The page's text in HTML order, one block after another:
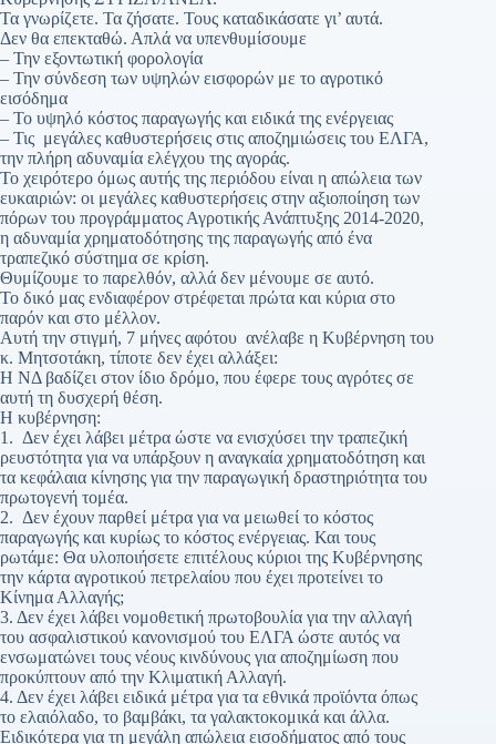
Τα γνωρίζετε. Τα ζήσατε. Τους καταδικάσατε γι’ αυτά.
Δεν θα επεκταθώ. Απλά να υπενθυμίσουμε
– Την εξοντωτική φορολογία
– Την σύνδεση των υψηλών εισφορών με το αγροτικό
εισόδημα
– Το υψηλό κόστος παραγωγής και ειδικά της ενέργειας
– Τις μεγάλες καθυστερήσεις στις αποζημιώσεις του ΕΛΓΑ,
την πλήρη αδυναμία ελέγχου της αγοράς.
Το χειρότερο όμως αυτής της περιόδου είναι η απώλεια των
ευκαιριών: οι μεγάλες καθυστερήσεις στην αξιοποίηση των
πόρων του προγράμματος Αγροτικής Ανάπτυξης 2014-2020,
η αδυναμία χρηματοδότησης της παραγωγής από ένα
τραπεζικό σύστημα σε κρίση.
Θυμίζουμε το παρελθόν, αλλά δεν μένουμε σε αυτό.
Το δικό μας ενδιαφέρον στρέφεται πρώτα και κύρια στο
παρόν και στο μέλλον.
Αυτή την στιγμή, 7 μήνες αφότου ανέλαβε η Κυβέρνηση του
κ. Μητσοτάκη, τίποτε δεν έχει αλλάξει:
Η ΝΔ βαδίζει στον ίδιο δρόμο, που έφερε τους αγρότες σε
αυτή τη δυσχερή θέση.
Η κυβέρνηση:
1. Δεν έχει λάβει μέτρα ώστε να ενισχύσει την τραπεζική
ρευστότητα για να υπάρξουν η αναγκαία χρηματοδότηση και
τα κεφάλαια κίνησης για την παραγωγική δραστηριότητα του
πρωτογενή τομέα.
2. Δεν έχουν παρθεί μέτρα για να μειωθεί το κόστος
παραγωγής και κυρίως το κόστος ενέργειας. Και τους
ρωτάμε: Θα υλοποιήσετε επιτέλους κύριοι της Κυβέρνησης
την κάρτα αγροτικού πετρελαίου που έχει προτείνει το
Κίνημα Αλλαγής;
3. Δεν έχει λάβει νομοθετική πρωτοβουλία για την αλλαγή
του ασφαλιστικού κανονισμού του ΕΛΓΑ ώστε αυτός να
ενσωματώνει τους νέους κινδύνους για αποζημίωση που
προκύπτουν από την Κλιματική Αλλαγή.
4. Δεν έχει λάβει ειδικά μέτρα για τα εθνικά προϊόντα όπως
το ελαιόλαδο, το βαμβάκι, τα γαλακτοκομικά και άλλα.
Ειδικότερα για τη μεγάλη απώλεια εισοδήματος από τους